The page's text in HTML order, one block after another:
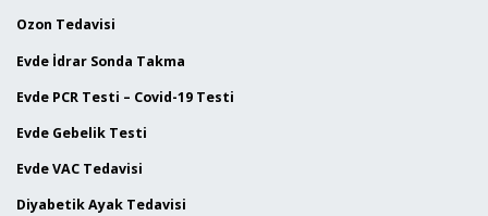
Ozon Tedavisi
Evde İdrar Sonda Takma
Evde PCR Testi – Covid-19 Testi
Evde Gebelik Testi
Evde VAC Tedavisi
Diyabetik Ayak Tedavisi